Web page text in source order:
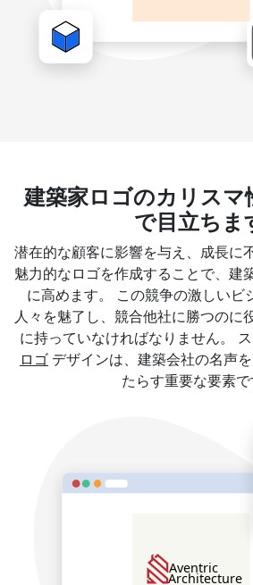
建築家ロゴのカリスマ
で目立ちま
潜在的な顧客に影響を与え、成長に
魅力的なロゴを作成することで、建
に高めます。 この競争の激しいビ
人々を魅了し、競合他社に勝つのに
に持っていなければなりません。
ロゴ デザインは、建築会社の名声
たらす重要な要素で